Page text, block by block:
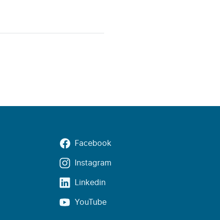
Facebook
Instagram
Linkedin
YouTube